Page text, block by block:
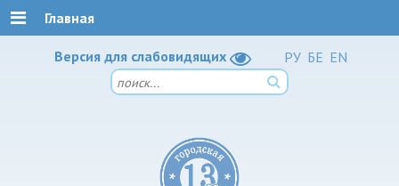
Версия для слабовидящих РУ БЕ EN
Главная